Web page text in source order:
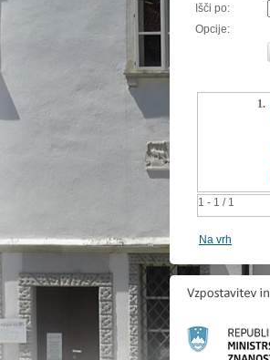
Išči po:
Opcije:
1 - 1 / 1
1.
Na vrh